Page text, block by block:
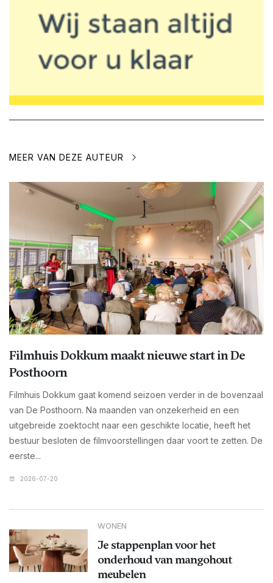
MEER VAN DEZE AUTEUR
Filmhuis Dokkum maakt nieuwe start in De
Posthoorn
Filmhuis Dokkum gaat komend seizoen verder in de bovenzaal
van De Posthoorn. Na maanden van onzekerheid en een
uitgebreide zoektocht naar een geschikte locatie, heeft het
bestuur besloten de filmvoorstellingen daar voort te zetten. De
eerste...
2026-07-20
WONEN
Je stappenplan voor het
onderhoud van mangohout
meubelen